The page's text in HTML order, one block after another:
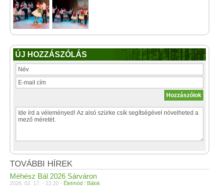
ÚJ HOZZÁSZÓLÁS
TOVÁBBI HÍREK
Méhész Bál 2026 Sárváron
2026. 02. 17. - 22:20 - Életmód / Bálok